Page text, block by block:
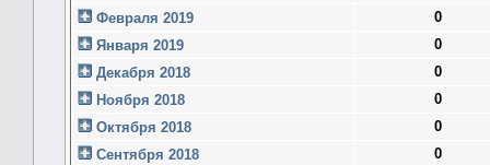
Февраля 2019
0
Января 2019
0
Декабря 2018
0
Ноября 2018
0
Октября 2018
0
Сентября 2018
0